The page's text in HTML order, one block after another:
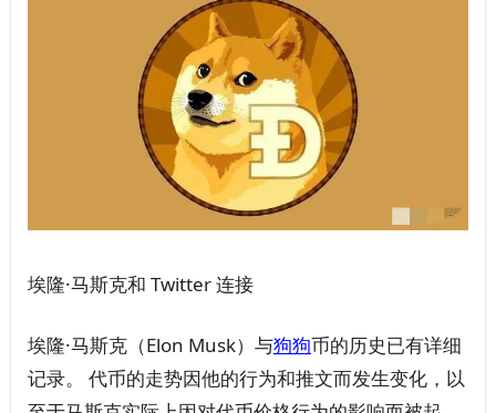
埃隆·马斯克和 Twitter 连接
埃隆·马斯克（Elon Musk）与狗狗币的历史已有详细
记录。 代币的走势因他的行为和推文而发生变化，以